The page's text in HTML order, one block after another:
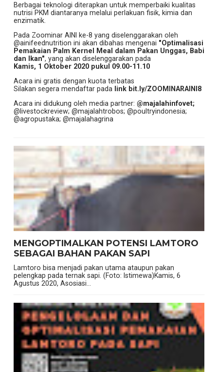
Berbagai teknologi diterapkan untuk memperbaiki kualitas
nutrisi PKM diantaranya melalui perlakuan fisik, kimia dan
enzimatik.
Pada Zoominar AINI ke-8 yang diselenggarakan oleh
@ainifeednutrition ini akan dibahas mengenai "Optimalisasi
Pemakaian Palm Kernel Meal dalam Pakan Unggas, Babi
dan Ikan", yang akan diselenggarakan pada
Kamis, 1 Oktober 2020 pukul 09.00-11.10
Acara ini gratis dengan kuota terbatas
Silakan segera mendaftar pada link bit.ly/ZOOMINARAINI8
Acara ini didukung oleh media partner: @majalahinfovet;
@livestockreview; @majalahtrobos; @poultryindonesia;
@agropustaka; @majalahagrina
MENGOPTIMALKAN POTENSI LAMTORO
SEBAGAI BAHAN PAKAN SAPI
Lamtoro bisa menjadi pakan utama ataupun pakan
pelengkap pada ternak sapi. (Foto: Istimewa)Kamis, 6
Agustus 2020, Asosiasi...